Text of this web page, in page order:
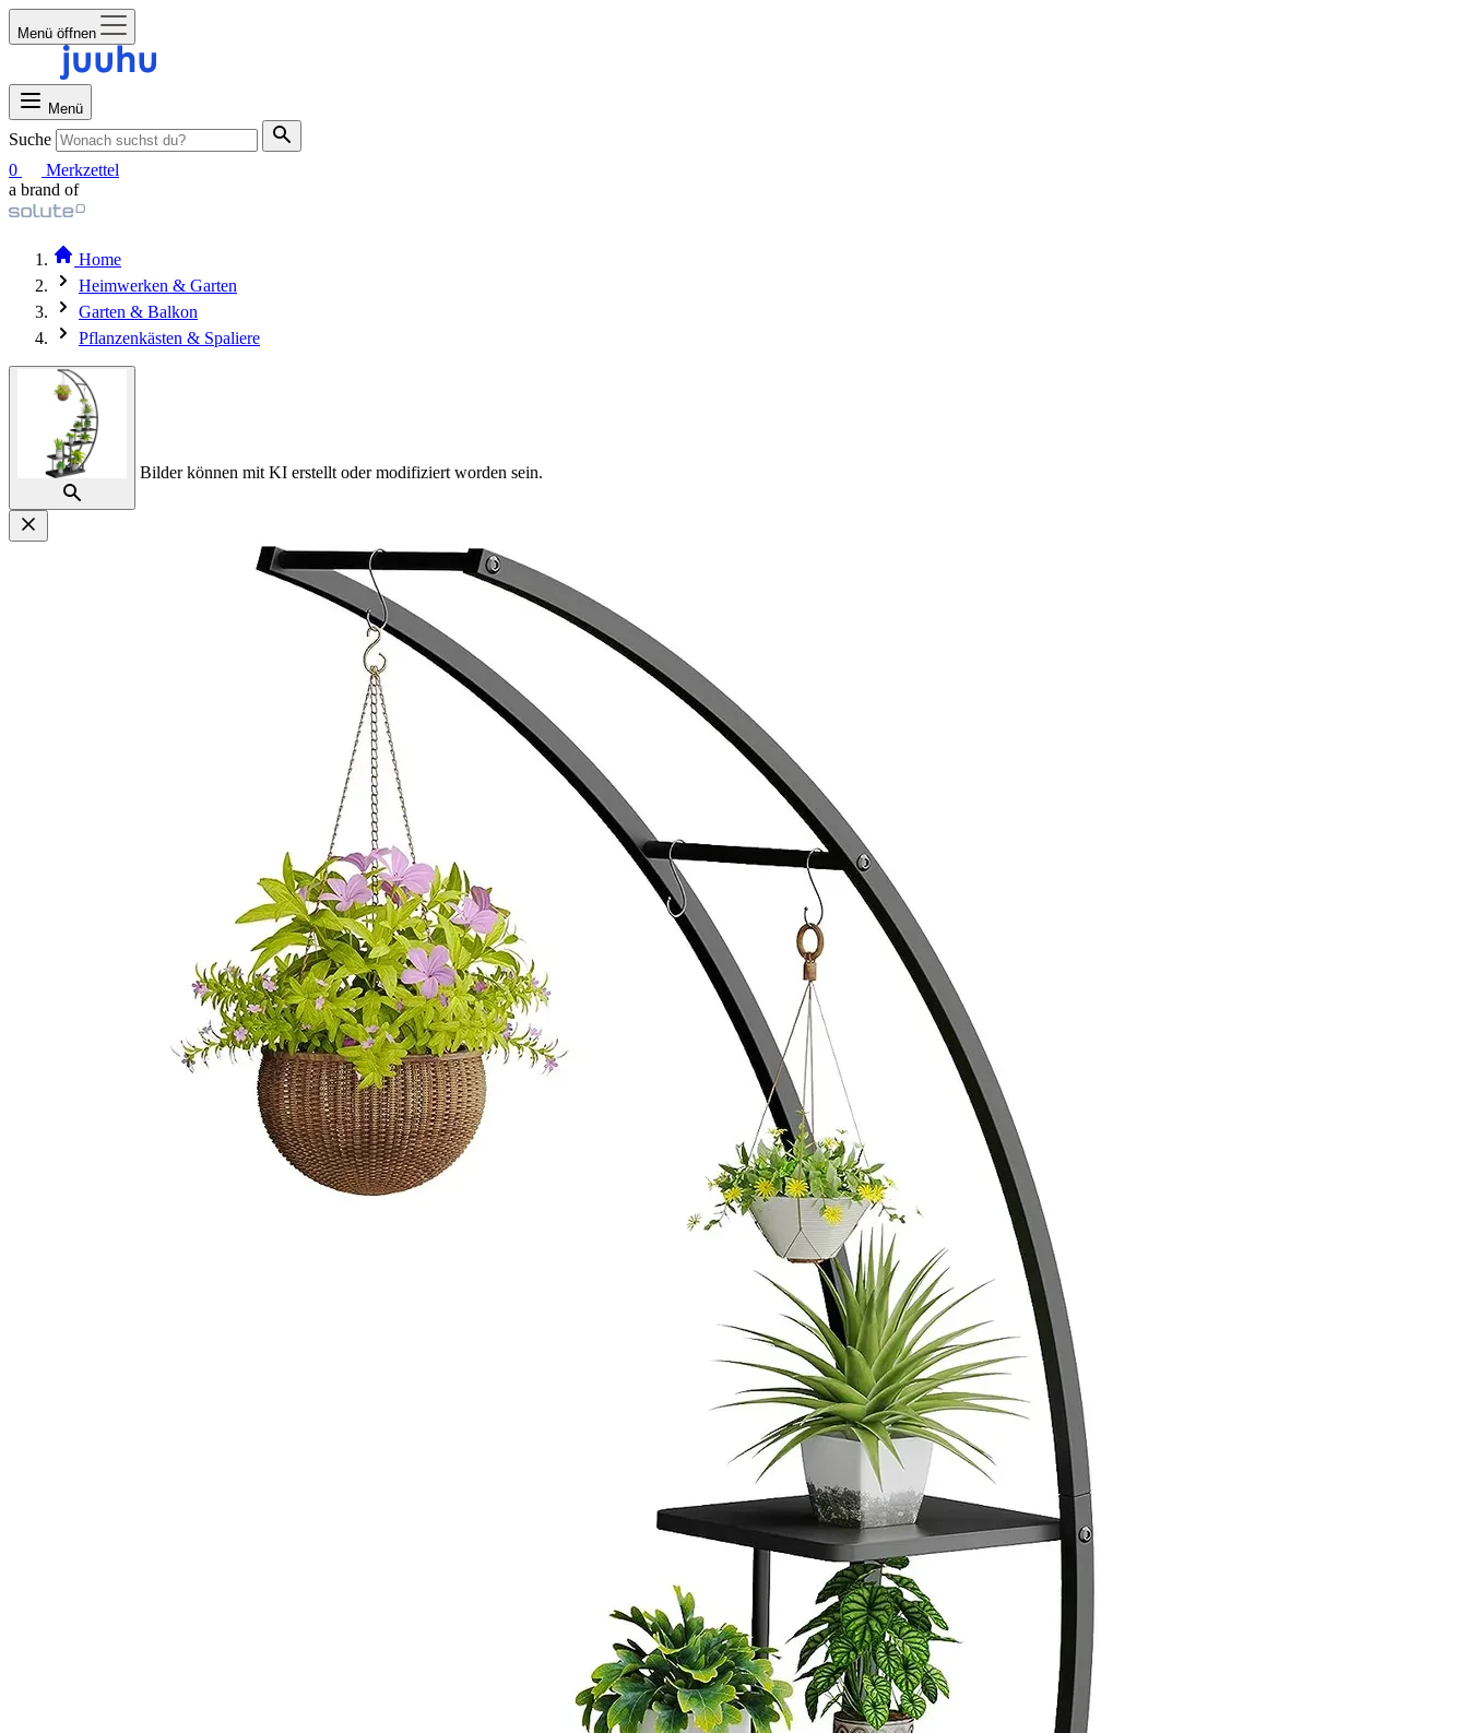
Menü öffnen
Menü
Suche
0
Merkzettel
a brand of
Home
Heimwerken & Garten
Garten & Balkon
Pflanzenkästen & Spaliere
Bilder können mit KI erstellt oder modifiziert worden sein.